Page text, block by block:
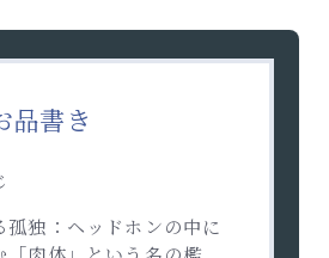
品書き
孤独：ヘッドホンの中に